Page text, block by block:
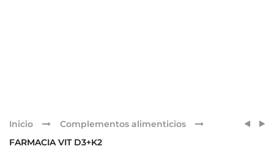
IVB
Inicio
Complementos alimenticios
FARMACIA VIT D3+K2